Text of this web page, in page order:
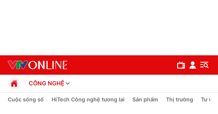
CÔNG NGHỆ
Chính trị
Cuộc sống số HiTech Công nghệ tương lai Sản phẩm Thị trường Tư vấn